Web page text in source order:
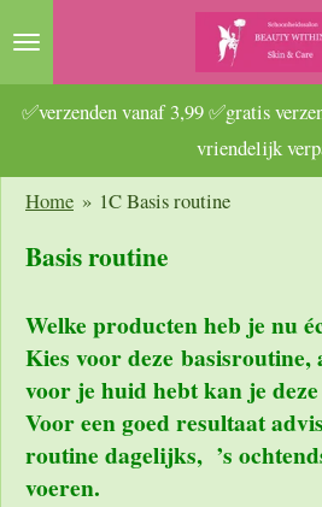
Ga
naar
hoofdinhoud
✅verzenden vanaf 3,99 ✅gratis
vriendelijk
Home » 1C Basis routine
Basis routine
Welke producten heb je nu
Kies voor deze basisroutine,
voor je huid hebt kan je
Voor een goed resultaat
routine dagelijks, ’s
voeren.